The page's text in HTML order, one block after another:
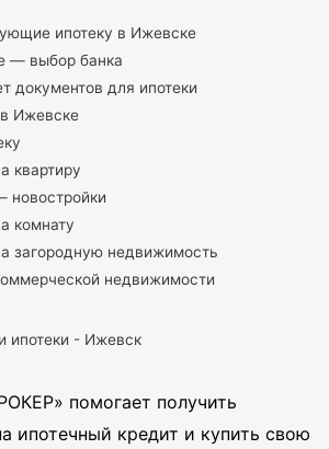
ипотеку в Ижевске
— выбор банка
документов для ипотеки
в Ижевске
квартиру
новостройки
комнату
загородную недвижимость
недвижимости
ипотеки - Ижевск
помогает получить
ипотечный кредит и купить свою